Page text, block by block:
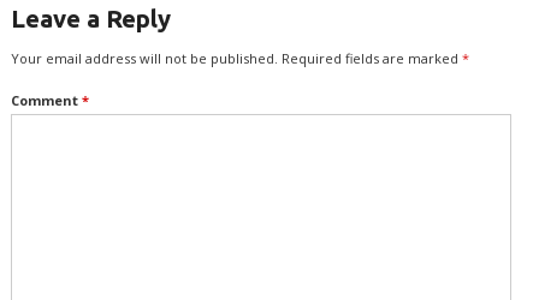
Leave a Reply
Your email address will not be published. Required fields are marked *
Comment *